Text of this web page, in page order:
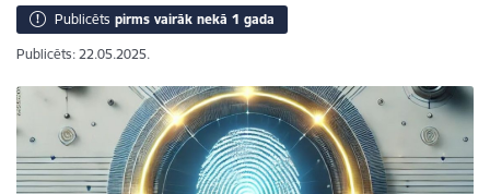
Publicēts pirms vairāk nekā 1 gada
Publicēts: 22.05.2025.